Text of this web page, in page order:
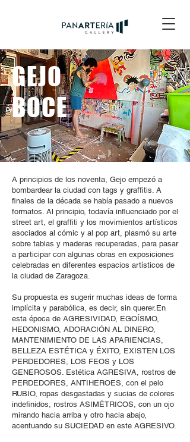
GEJO
BOCE
A principios de los noventa, Gejo empezó a
bombardear la ciudad con tags y graffitis. A
finales de la década se había pasado a nuevos
formatos. Al principio, todavía influenciado por el
street art, el graffiti y los movimientos artísticos
asociados al cómic y al pop art, plasmó su arte
sobre tablas y maderas recuperadas, para pasar
a participar con algunas obras en exposiciones
celebradas en diferentes espacios artísticos de
la ciudad de Zaragoza.
Su propuesta es sugerir muchas ideas de forma
implícita y parabólica, es decir, sin querer.En
esta época de AGRESIVIDAD, EGOÍSMO,
HEDONISMO, ADORACIÓN AL DINERO,
MANTENIMIENTO DE LAS APARIENCIAS,
BELLEZA ESTÉTICA y ÉXITO, EXISTEN LOS
PERDEDORES, LOS FEOS y LOS
GENEROSOS. Estética AGRESIVA, rostros de
PERDEDORES, ANTIHEROES, con el pelo
RUBIO, ropas desgastadas y sucias de colores
indefinidos, rostros ASIMÉTRICOS, con un ojo
mirando hacia arriba y otro hacia abajo,
acentuando su SUCIEDAD en este AGRESIVO.